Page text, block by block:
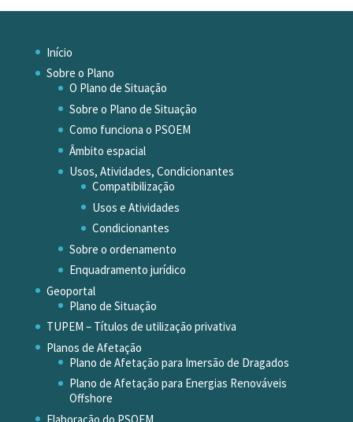
Início
Sobre o Plano
O Plano de Situação
Sobre o Plano de Situação
Como funciona o PSOEM
Âmbito espacial
Usos, Atividades, Condicionantes
Compatibilização
Usos e Atividades
Condicionantes
Sobre o ordenamento
Enquadramento jurídico
Geoportal
Plano de Situação
TUPEM – Títulos de utilização privativa
Planos de Afetação
Plano de Afetação para Imersão de Dragados
Plano de Afetação para Energias Renováveis
Offshore
Elaboração do PSOEM